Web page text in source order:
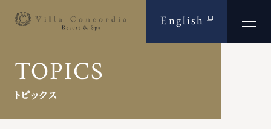
English
TOPICS
トピックス